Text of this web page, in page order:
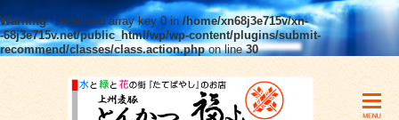
Warning: Undefined array key 0 in /home/xn68j3e715v/xn-
-68j3e715v.net/public_html/wp/wp-content/plugins/submit-
recommend/classes/class.action.phpon line30